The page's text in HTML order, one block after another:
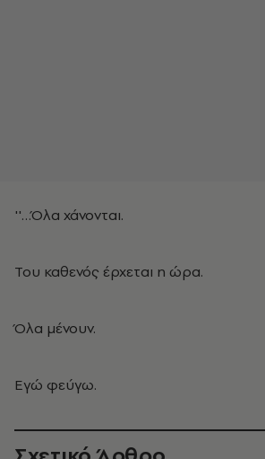
''…Όλα χάνονται.
Του καθενός έρχεται η ώρα.
Όλα μένουν.
Εγώ φεύγω.